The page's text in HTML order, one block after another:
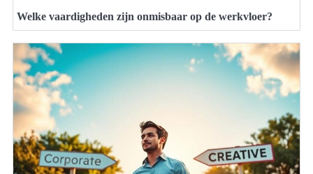
Welke vaardigheden zijn onmisbaar op de werkvloer?